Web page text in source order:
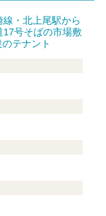
・北上尾駅から
号そばの市場敷
テナント